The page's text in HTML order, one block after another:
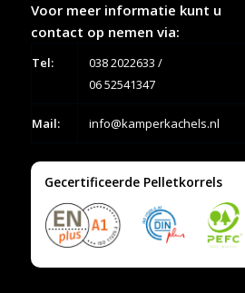
Voor meer informatie kunt u
contact op nemen via:
Tel: 038 2022633 /
06 52541347
Mail: info@kamperkachels.nl
Gecertificeerde Pelletkorrels